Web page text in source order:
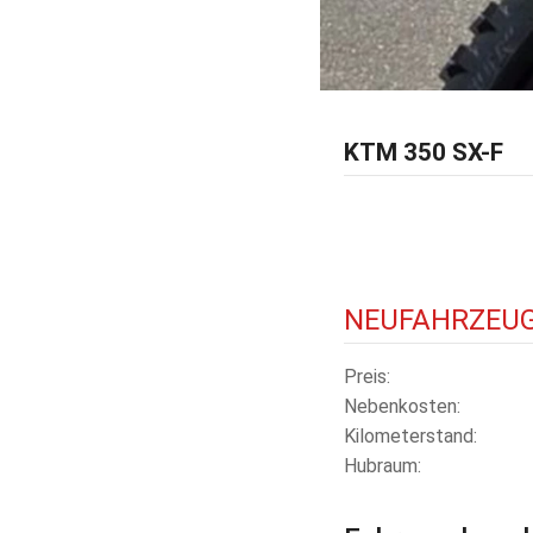
KTM 350 SX-F
Preis
Nebenkosten
Kilometerstand
Hubraum